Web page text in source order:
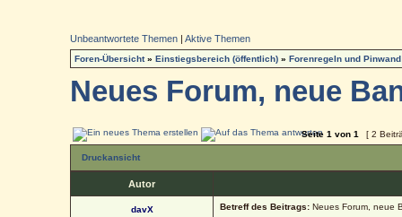
Unbeantwortete Themen |Aktive Themen
Foren-Übersicht»Einstiegsbereich (öffentlich) »Forenregeln und Pinwand
Neues Forum, neue
Seite1 von1 [ 2
Druckansicht
Autor
davX Betreff des Beitrags: Neues Forum, neue